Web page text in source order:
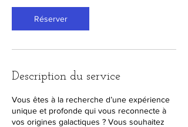
Réserver
Description du service
Vous êtes à la recherche d’une expérience
unique et profonde qui vous reconnecte à
vos origines galactiques ? Vous souhaitez